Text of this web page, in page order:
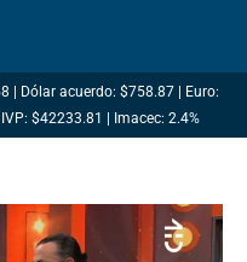
| Dólar acuerdo: $758.87 | Euro:
$42233.81 | Imacec: 2.4%